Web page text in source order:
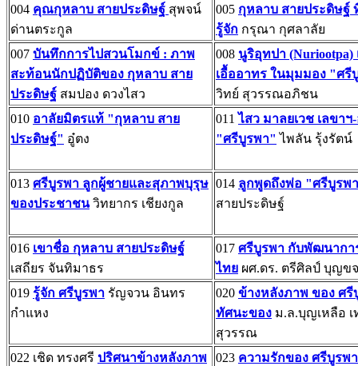
004 คุณกุหลาบ สายประดิษฐ์ สุพจน์
ด่านตระกูล
005 กุหลาบ สายประดิษฐ์
รู้จัก กรุณา กุศลาลัย
007 บันทึกการไปสวนโมกข์ : ภาพ
สะท้อนนักปฏิบัติของ กุหลาบ สาย
ประดิษฐ์ สมปอง ดวงไสว
008 นูริอุทปา (Nuriootpa)
เอื้ออาทร ในมุมมอง "ศรี
วิทย์ สุวรรณอภิชน
010 อาลัยมิตรแท้ "กุหลาบ สาย
ประดิษฐ์" อู๋ตง
011ไสว มาลยเวช เลขา
"ศรีบูรพา" ไพลัน รุ้งรัตน์
013 ศรีบูรพา ลูกผู้ชายและสุภาพบุรุษ
ของประชาชนวิทยากร เชียงกูล
014 ลูกพูดถึงพ่อ "ศรีบูรพ
สายประดิษฐ์
016 เขาชื่อ กุหลาบ สายประดิษฐ์
เสถียร จันทิมาธร
017 ศรีบูรพา กับพัฒนากา
ไทย ผศ.ดร. ตรีศิลป์ บุญข
019 รู้จัก ศรีบูรพา รัญจวน อินทร
กำแหง
020 ข้างหลังภาพ ของ ศรี
ทัศนะของ ม.ล.บุญเหลือ เ
สุวรรณ
022 เชิด ทรงศรี ปริศนาข้างหลังภาพ
023 ความรักของ ศรีบูรพา